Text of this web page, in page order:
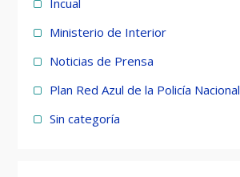
Incual
Ministerio de Interior
Noticias de Prensa
Plan Red Azul de la Policía Nacional
Sin categoría